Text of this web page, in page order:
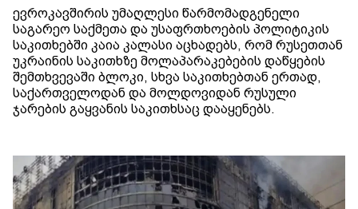
ევროკავშირის უმაღლესი წარმომადგენელი
საგარეო საქმეთა და უსაფრთხოების პოლიტიკის
საკითხებში კაია კალასი აცხადებს, რომ რუსეთთან
უკრაინის საკითხზე მოლაპარაკებების დაწყების
შემთხვევაში ბლოკი, სხვა საკითხებთან ერთად,
საქართველოდან და მოლდოვიდან რუსული
ჯარების გაყვანის საკითხსაც დააყენებს.